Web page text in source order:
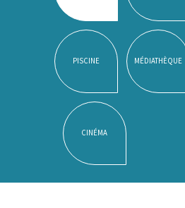
PISCINE MÉDIATHÈQUE
CINÉMA